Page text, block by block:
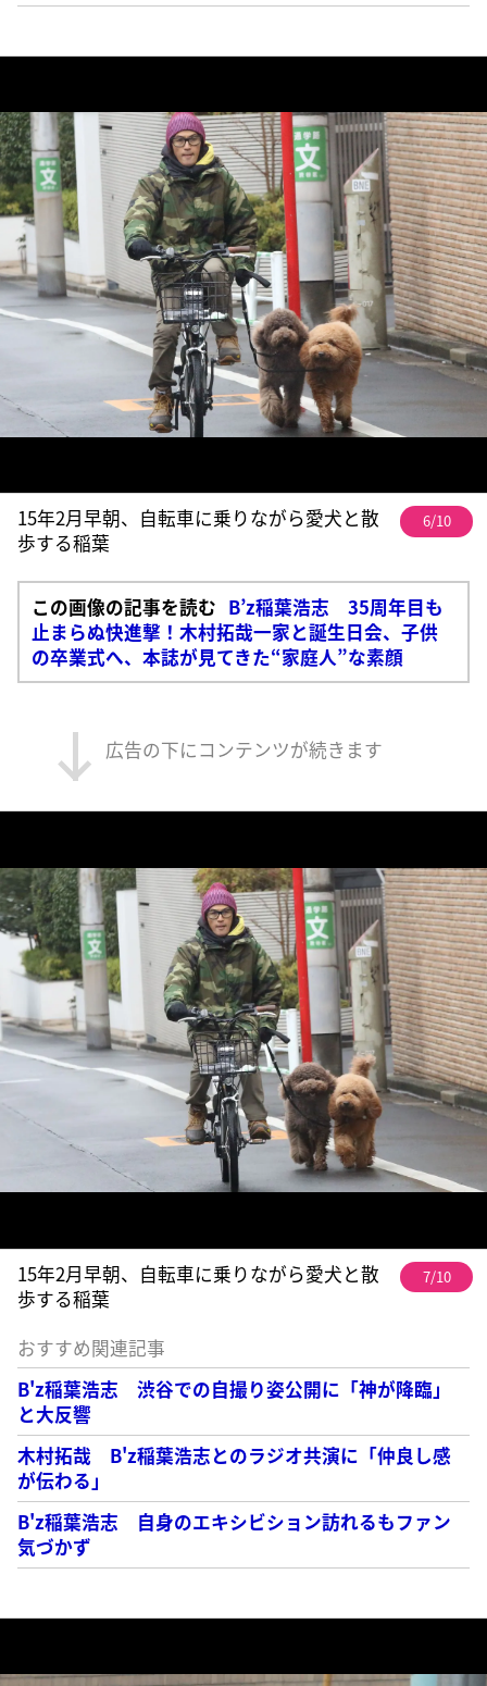
15年2月早朝、自転車に乗りながら愛犬と散
歩する稲葉
6/10
この画像の記事を読む B’z稲葉浩志 35周年目も
止まらぬ快進撃！木村拓哉一家と誕生日会、子供
の卒業式へ、本誌が見てきた“家庭人”な素顔
広告の下にコンテンツが続きます
15年2月早朝、自転車に乗りながら愛犬と散
歩する稲葉
7/10
おすすめ関連記事
B'z稲葉浩志 渋谷での自撮り姿公開に「神が降臨」
と大反響
木村拓哉 B'z稲葉浩志とのラジオ共演に「仲良し感
が伝わる」
B'z稲葉浩志 自身のエキシビション訪れるもファン
気づかず